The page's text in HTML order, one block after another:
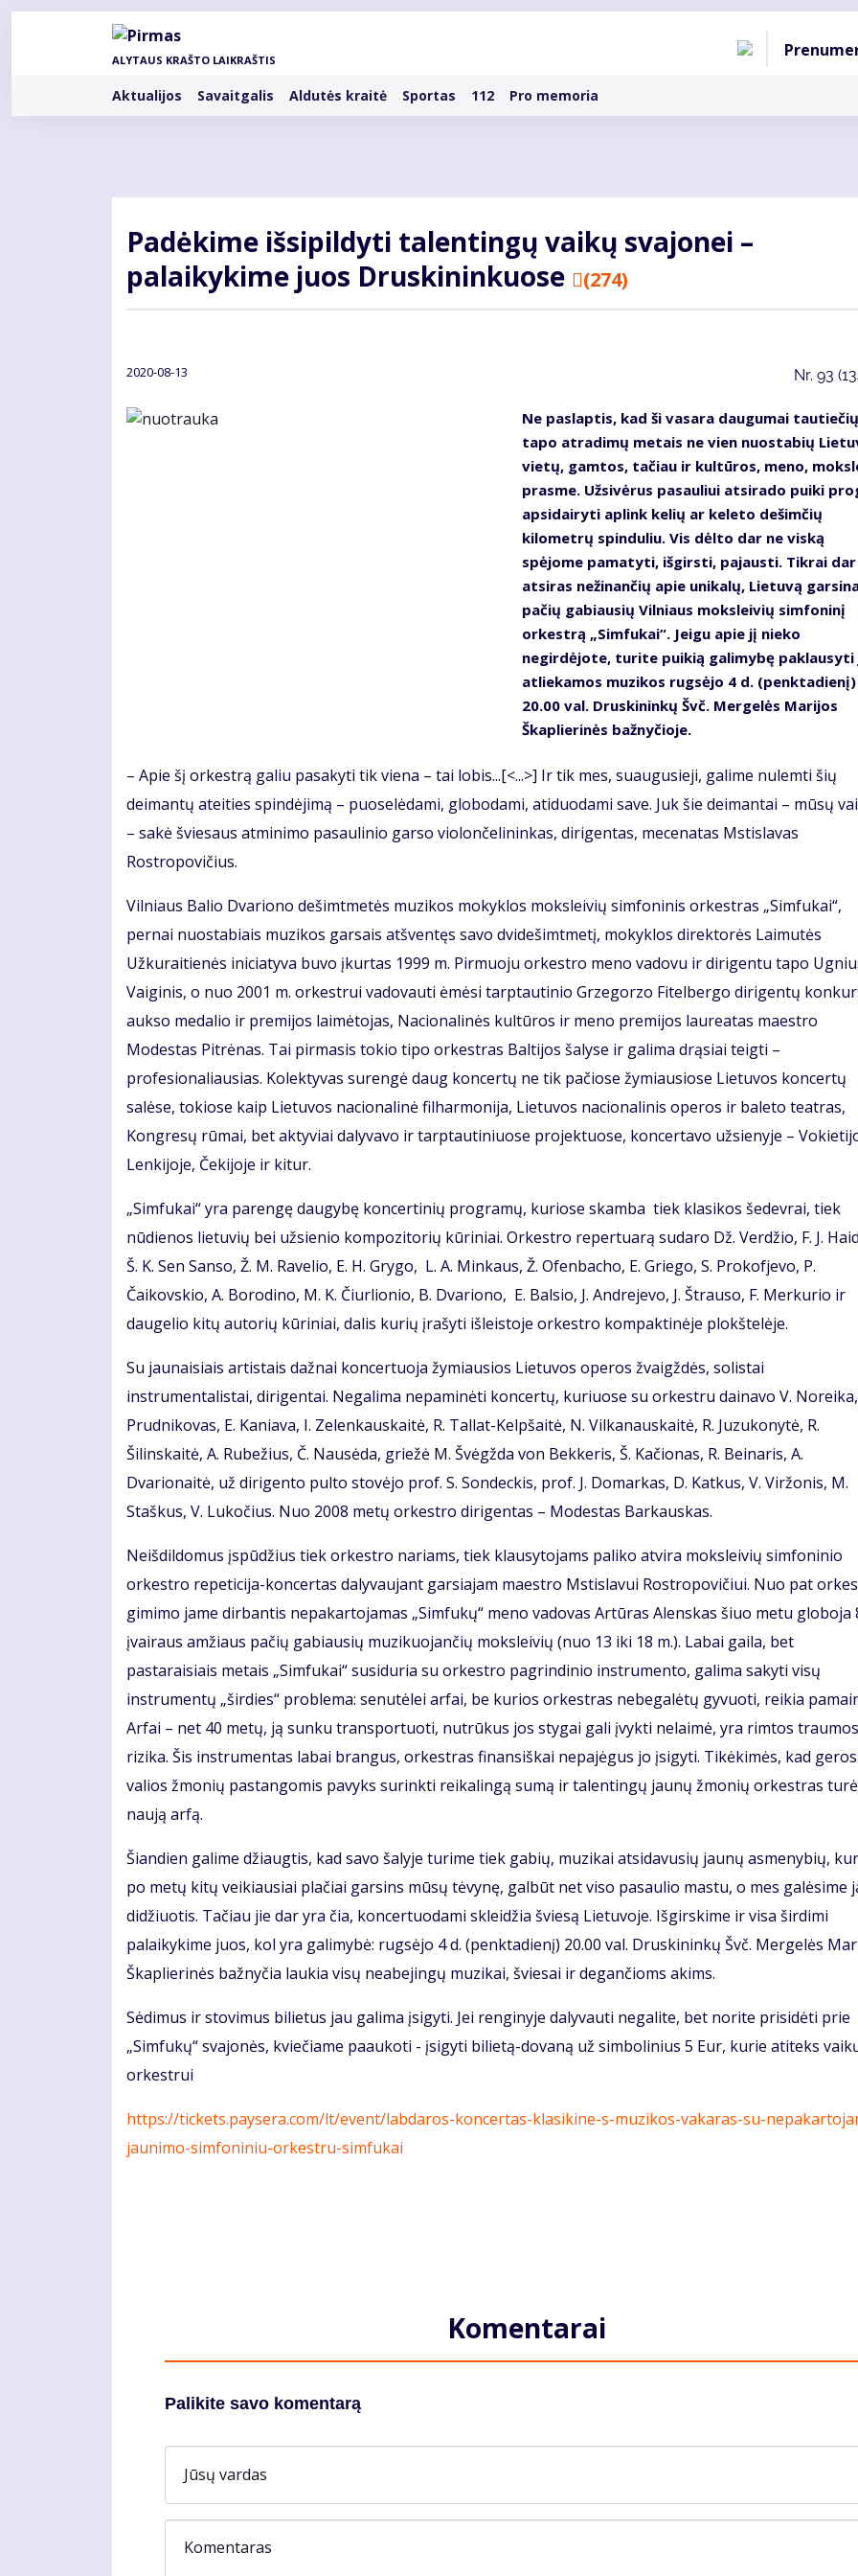
Pereiti
ALYTAUS KRAŠTO LAIKRAŠTIS
Rubrikos
Aktualijos Savaitgalis Aldutės kraitė Sportas 112 Pro memoria
Padėkime išsipildyti talentingų vaikų svajonei –
palaikykime juos Druskininkuose
(274)
2020-08-13 Nr. 93
Ne paslaptis, kad ši vasara daugumai tautiečių
tapo atradimų metais ne vien nuostabių
vietų, gamtos, tačiau ir kultūros, meno,
prasme. Užsivėrus pasauliui atsirado puiki
apsidairyti aplink kelių ar keleto dešimčių
kilometrų spinduliu. Vis dėlto dar ne viską
spėjome pamatyti, išgirsti, pajausti. Tikrai dar
atsiras nežinančių apie unikalų, Lietuvą
pačių gabiausių Vilniaus moksleivių simfoninį
orkestrą „Simfukai“. Jeigu apie jį nieko
negirdėjote, turite puikią galimybę paklausyti
atliekamos muzikos rugsėjo 4 d. (penktadienį)
20.00 val. Druskininkų Švč. Mergelės Marijos
Škaplierinės bažnyčioje.
– Apie šį orkestrą galiu pasakyti tik viena – tai lobis...[<...>] Ir tik mes, suaugusieji, galime nulemti šių
deimantų ateities spindėjimą – puoselėdami, globodami, atiduodami save. Juk šie deimantai – mūsų
– sakė šviesaus atminimo pasaulinio garso violončelininkas, dirigentas, mecenatas Mstislavas
Rostropovičius.
Vilniaus Balio Dvariono dešimtmetės muzikos mokyklos moksleivių simfoninis orkestras „Simfukai“,
pernai nuostabiais muzikos garsais atšventęs savo dvidešimtmetį, mokyklos direktorės Laimutės
Užkuraitienės iniciatyva buvo įkurtas 1999 m. Pirmuoju orkestro meno vadovu ir dirigentu tapo
Vaiginis, o nuo 2001 m. orkestrui vadovauti ėmėsi tarptautinio Grzegorzo Fitelbergo dirigentų
aukso medalio ir premijos laimėtojas, Nacionalinės kultūros ir meno premijos laureatas maestro
Modestas Pitrėnas. Tai pirmasis tokio tipo orkestras Baltijos šalyse ir galima drąsiai teigti –
profesionaliausias. Kolektyvas surengė daug koncertų ne tik pačiose žymiausiose Lietuvos koncertų
salėse, tokiose kaip Lietuvos nacionalinė filharmonija, Lietuvos nacionalinis operos ir baleto teatras,
Kongresų rūmai, bet aktyviai dalyvavo ir tarptautiniuose projektuose, koncertavo užsienyje –
Lenkijoje, Čekijoje ir kitur.
„Simfukai“ yra parengę daugybę koncertinių programų, kuriose skamba tiek klasikos šedevrai, tiek
nūdienos lietuvių bei užsienio kompozitorių kūriniai. Orkestro repertuarą sudaro Dž. Verdžio, F. J.
Š. K. Sen Sanso, Ž. M. Ravelio, E. H. Grygo, L. A. Minkaus, Ž. Ofenbacho, E. Griego, S. Prokofjevo, P.
Čaikovskio, A. Borodino, M. K. Čiurlionio, B. Dvariono, E. Balsio, J. Andrejevo, J. Štrauso, F. Merkurio ir
daugelio kitų autorių kūriniai, dalis kurių įrašyti išleistoje orkestro kompaktinėje plokštelėje.
Su jaunaisiais artistais dažnai koncertuoja žymiausios Lietuvos operos žvaigždės, solistai
instrumentalistai, dirigentai. Negalima nepaminėti koncertų, kuriuose su orkestru dainavo V. Noreika,
Prudnikovas, E. Kaniava, I. Zelenkauskaitė, R. Tallat-Kelpšaitė, N. Vilkanauskaitė, R. Juzukonytė, R.
Šilinskaitė, A. Rubežius, Č. Nausėda, griežė M. Švėgžda von Bekkeris, Š. Kačionas, R. Beinaris, A.
Dvarionaitė, už dirigento pulto stovėjo prof. S. Sondeckis, prof. J. Domarkas, D. Katkus, V. Viržonis, M.
Staškus, V. Lukočius. Nuo 2008 metų orkestro dirigentas – Modestas Barkauskas.
Neišdildomus įspūdžius tiek orkestro nariams, tiek klausytojams paliko atvira moksleivių simfoninio
orkestro repeticija-koncertas dalyvaujant garsiajam maestro Mstislavui Rostropovičiui. Nuo pat
gimimo jame dirbantis nepakartojamas „Simfukų“ meno vadovas Artūras Alenskas šiuo metu globoja
įvairaus amžiaus pačių gabiausių muzikuojančių moksleivių (nuo 13 iki 18 m.). Labai gaila, bet
pastaraisiais metais „Simfukai“ susiduria su orkestro pagrindinio instrumento, galima sakyti visų
instrumentų „širdies“ problema: senutėlei arfai, be kurios orkestras nebegalėtų gyvuoti, reikia
Arfai – net 40 metų, ją sunku transportuoti, nutrūkus jos stygai gali įvykti nelaimė, yra rimtos traumos
rizika. Šis instrumentas labai brangus, orkestras finansiškai nepajėgus jo įsigyti. Tikėkimės, kad geros
valios žmonių pastangomis pavyks surinkti reikalingą sumą ir talentingų jaunų žmonių orkestras
naują arfą.
Šiandien galime džiaugtis, kad savo šalyje turime tiek gabių, muzikai atsidavusių jaunų asmenybių,
po metų kitų veikiausiai plačiai garsins mūsų tėvynę, galbūt net viso pasaulio mastu, o mes galėsime
didžiuotis. Tačiau jie dar yra čia, koncertuodami skleidžia šviesą Lietuvoje. Išgirskime ir visa širdimi
palaikykime juos, kol yra galimybė: rugsėjo 4 d. (penktadienį) 20.00 val. Druskininkų Švč. Mergelės
Škaplierinės bažnyčia laukia visų neabejingų muzikai, šviesai ir degančioms akims.
Sėdimus ir stovimus bilietus jau galima įsigyti. Jei renginyje dalyvauti negalite, bet norite prisidėti prie
„Simfukų“ svajonės, kviečiame paaukoti - įsigyti bilietą-dovaną už simbolinius 5 Eur, kurie atiteks
orkestrui
https://tickets.paysera.com/lt/event/labdaros-koncertas-klasikine-s-muzikos-vakaras-su-
jaunimo-simfoniniu-orkestru-simfukai
Komentarai
Palikite savo komentarą
Jūsų vardas
Komentaras